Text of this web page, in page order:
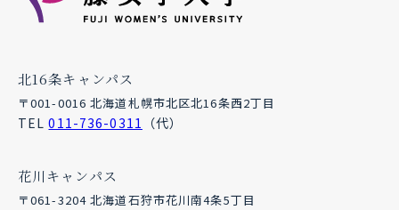
北16条キャンパス
〒001-0016 北海道札幌市北区北16条西2丁目
TEL011-736-0311 （代）
花川キャンパス
〒061-3204 北海道石狩市花川南4条5丁目